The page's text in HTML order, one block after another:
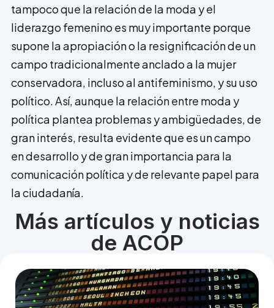
tampoco que la relación de la moda y el
liderazgo femenino es muy importante porque
supone la apropiación o la resignificación de un
campo tradicionalmente anclado a la mujer
conservadora, incluso al antifeminismo, y su uso
político. Así, aunque la relación entre moda y
política plantea problemas y ambigüedades, de
gran interés, resulta evidente que es un campo
en desarrollo y de gran importancia para la
comunicación política y de relevante papel para
la ciudadanía.
Más artículos y noticias
de ACOP